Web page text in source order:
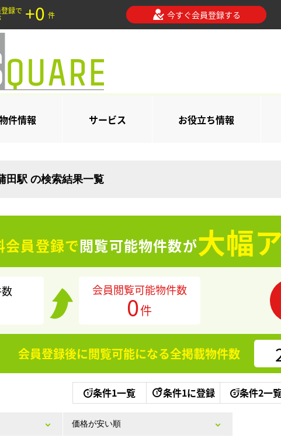
録で +0 件 今すぐ会員登録する
件情報 サービス お役立ち情報
田駅 の検索結果一覧
会員登録で閲覧可能物件数が大幅
会員閲覧可能物件数
0件
会員登録後に閲覧可能になる全掲載物件数
条件1一覧 条件1に登録 条件2一